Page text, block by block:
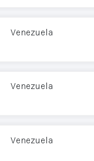
Venezuela
Venezuela
Venezuela